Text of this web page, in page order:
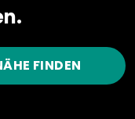
FINDEN